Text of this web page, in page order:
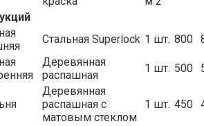
Стальная Superlock 1 шт. 800
Деревянная
распашная
1 шт. 500
Деревянная
распашная с
матовым стеклом
1 шт. 450